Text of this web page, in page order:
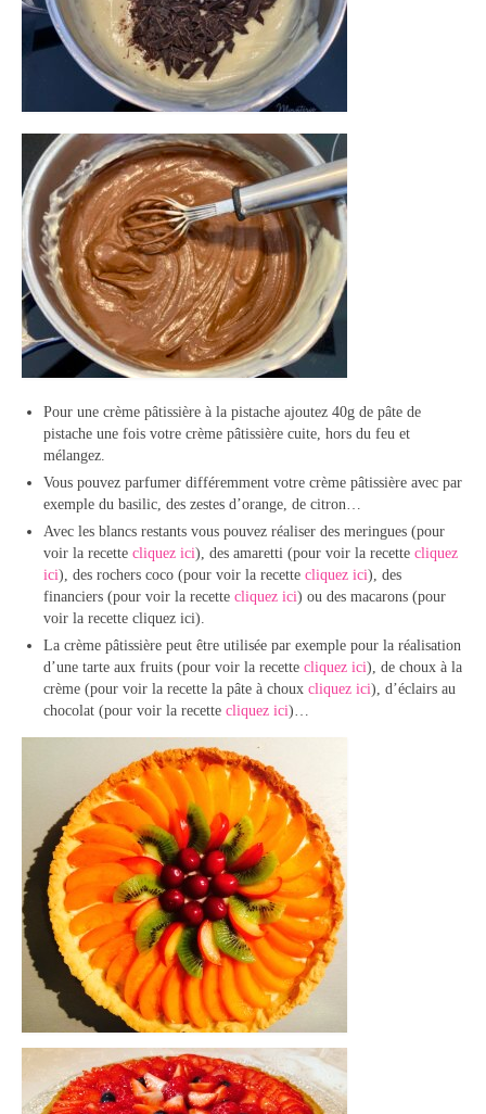
Pour une crème pâtissière à la pistache ajoutez 40g de pâte de
pistache une fois votre crème pâtissière cuite, hors du feu et
mélangez.
Vous pouvez parfumer différemment votre crème pâtissière avec par
exemple du basilic, des zestes d’orange, de citron…
Avec les blancs restants vous pouvez réaliser des meringues (pour
voir la recette cliquez ici), des amaretti (pour voir la recette cliquez
ici), des rochers coco (pour voir la recette cliquez ici), des
financiers (pour voir la recette cliquez ici) ou des macarons (pour
voir la recette cliquez ici).
La crème pâtissière peut être utilisée par exemple pour la réalisation
d’une tarte aux fruits (pour voir la recette cliquez ici), de choux à la
crème (pour voir la recette la pâte à choux cliquez ici), d’éclairs au
chocolat (pour voir la recette cliquez ici)…